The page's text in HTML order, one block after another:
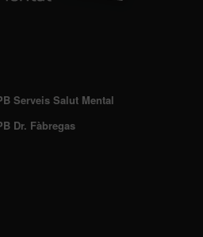
Serveis Salut Mental
Dr. Fàbregas